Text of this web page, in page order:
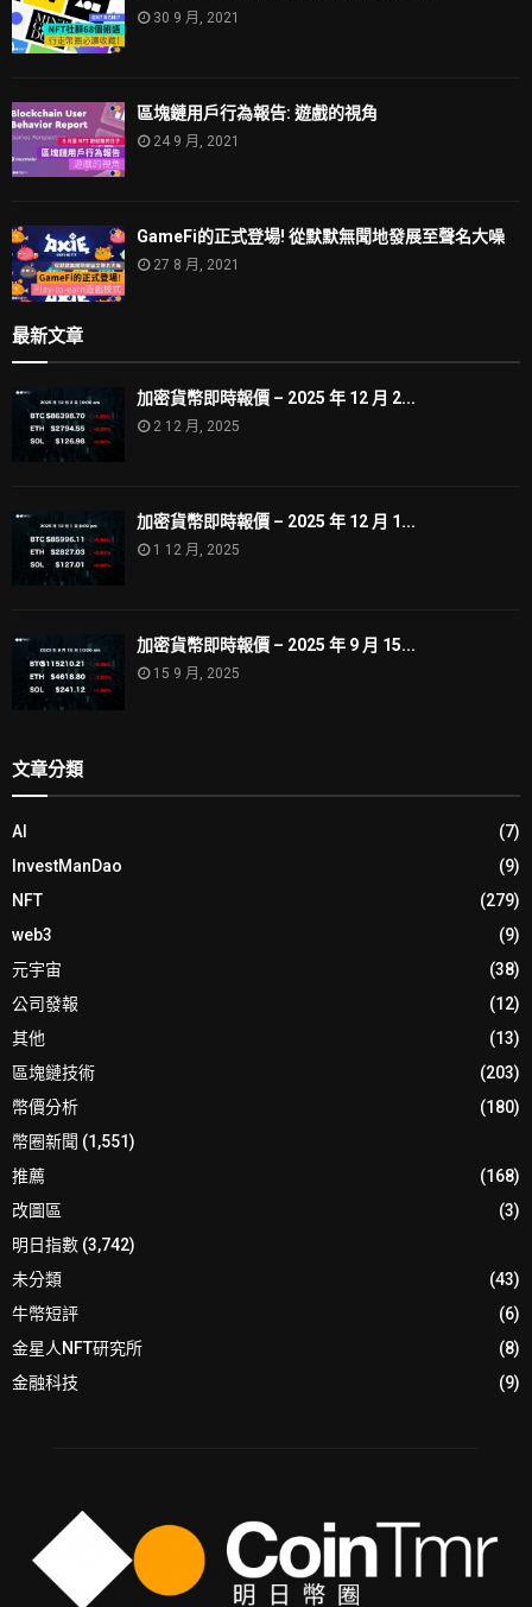
30 9 月, 2021
區塊鏈用戶行為報告: 遊戲的視角
24 9 月, 2021
GameFi的正式登場! 從默默無聞地發展至聲名大噪
27 8 月, 2021
最新文章
加密貨幣即時報價 – 2025 年 12 月 2...
2 12 月, 2025
加密貨幣即時報價 – 2025 年 12 月 1...
1 12 月, 2025
加密貨幣即時報價 – 2025 年 9 月 15...
15 9 月, 2025
文章分類
AI
(7)
InvestManDao
(9)
NFT
(279)
web3
(9)
元宇宙
(38)
公司發報
(12)
其他
(13)
區塊鏈技術
(203)
幣價分析
(180)
幣圈新聞 (1,551)
推薦
(168)
改圖區
(3)
明日指數 (3,742)
未分類
(43)
牛幣短評
(6)
金星人NFT研究所
(8)
金融科技
(9)